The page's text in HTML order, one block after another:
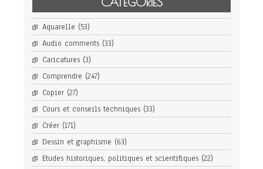
Aquarelle (53)
Audio comments (33)
Caricatures (3)
Comprendre (247)
Copier (27)
Cours et conseils techniques (33)
Créer (171)
Dessin et graphisme (63)
Etudes historiques, politiques et scientifiques (22)